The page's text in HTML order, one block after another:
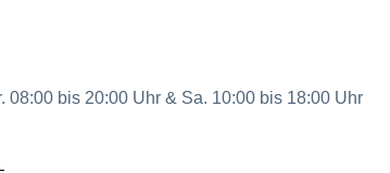
08:00 bis 20:00 Uhr & Sa. 10:00 bis 18:00 Uhr